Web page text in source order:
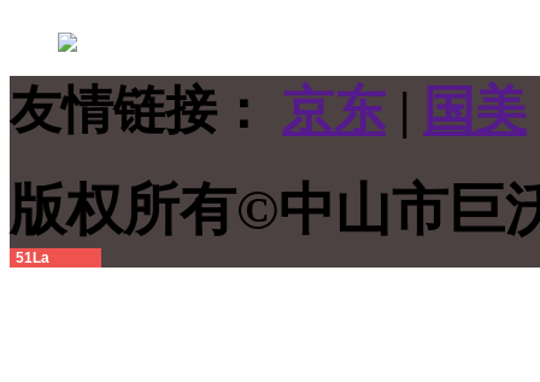
友情链接： 京东 | 国美
版权所有©中山市
51La